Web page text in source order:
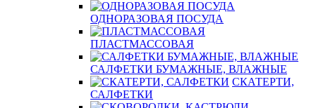
ОДНОРАЗОВАЯ ПОСУДА
ПЛАСТМАССОВАЯ
САЛФЕТКИ БУМАЖНЫЕ, ВЛАЖНЫЕ
СКАТЕРТИ,
САЛФЕТКИ